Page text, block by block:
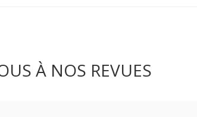
À NOS REVUES